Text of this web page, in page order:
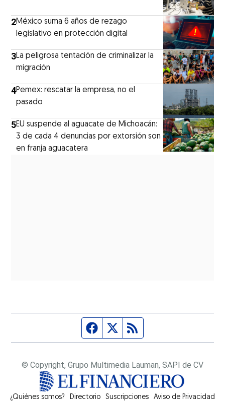
2México suma 6 años de rezago
legislativo en protección digital
3La peligrosa tentación de criminalizar la
migración
4Pemex: rescatar la empresa, no el
pasado
5EU suspende al aguacate de Michoacán:
3 de cada 4 denuncias por extorsión son
en franja aguacatera
Página de Facebook
Fuente Twitter
© Copyright, Grupo Multimedia Lauman, SAPI de CV
¿Quiénes somos? Directorio Suscripciones Opens in new window
Aviso de Privacidad